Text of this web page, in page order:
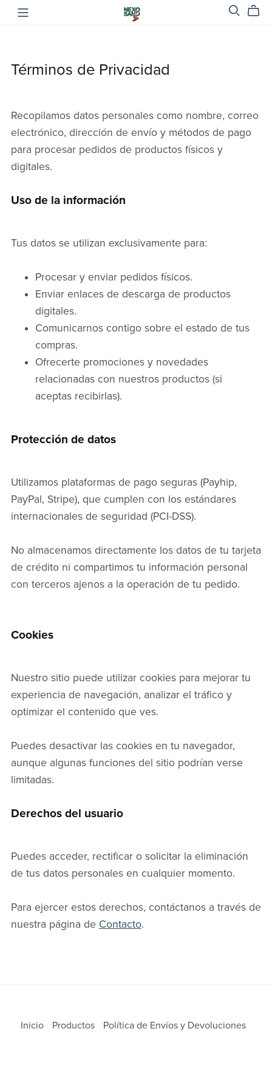
Términos de Privacidad
Recopilamos datos personales como nombre, correo
electrónico, dirección de envío y métodos de pago
para procesar pedidos de productos físicos y
digitales.
Uso de la información
Tus datos se utilizan exclusivamente para:
Procesar y enviar pedidos físicos.
Enviar enlaces de descarga de productos
digitales.
Comunicarnos contigo sobre el estado de tus
compras.
Ofrecerte promociones y novedades
relacionadas con nuestros productos (si
aceptas recibirlas).
Protección de datos
Utilizamos plataformas de pago seguras (Payhip,
PayPal, Stripe), que cumplen con los estándares
internacionales de seguridad (PCI-DSS).
No almacenamos directamente los datos de tu tarjeta
de crédito ni compartimos tu información personal
con terceros ajenos a la operación de tu pedido.
Cookies
Nuestro sitio puede utilizar cookies para mejorar tu
experiencia de navegación, analizar el tráfico y
optimizar el contenido que ves.
Puedes desactivar las cookies en tu navegador,
aunque algunas funciones del sitio podrían verse
limitadas.
Derechos del usuario
Puedes acceder, rectificar o solicitar la eliminación
de tus datos personales en cualquier momento.
Para ejercer estos derechos, contáctanos a través de
nuestra página de Contacto.
Inicio Productos
Política de Envíos y Devoluciones